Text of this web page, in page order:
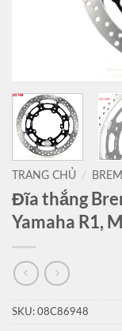
TRANG CHỦ /
Đĩa thắng
Yamaha R1,
SKU: 08C86948